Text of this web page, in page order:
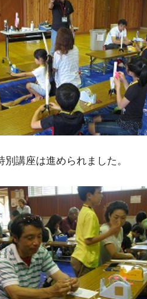
講座は進められました。